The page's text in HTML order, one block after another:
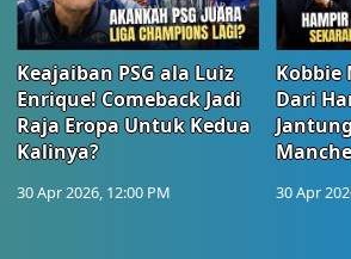
Keajaiban PSG ala Luiz
Enrique! Comeback Jadi
Raja Eropa Untuk Kedua
Kalinya?
30 Apr 2026, 12:00 PM
Kobbie
Dari
30 Apr